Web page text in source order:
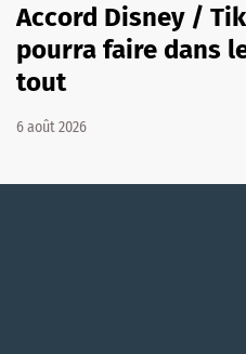
Accord Disney /
pourra faire dans
tout
6 août 2026